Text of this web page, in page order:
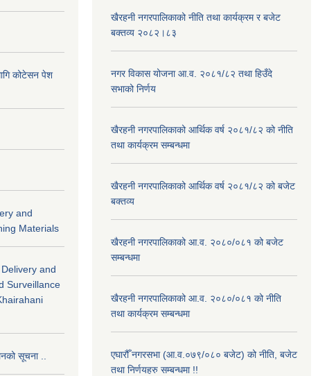
कोटेसन पेश
and
Materials
and
Surveillance
सूचना ..
खैरहनी नगरपालिकाको नीति तथा कार्यक्रम र बजेट
बक्तव्य २०८२।८३
नगर विकास योजना आ.व. २०८१/८२ तथा हिउँदे
सभाको निर्णय
खैरहनी नगरपालिकाको आर्थिक वर्ष २०८१/८२ को नीति
तथा कार्यक्रम सम्बन्धमा
खैरहनी नगरपालिकाको आर्थिक वर्ष २०८१/८२ को बजेट
बक्तव्य
खैरहनी नगरपालिकाको आ.व. २०८०/०८१ को बजेट
सम्बन्धमा
खैरहनी नगरपालिकाको आ.व. २०८०/०८१ को नीति
तथा कार्यक्रम सम्बन्धमा
एघारौँ नगरसभा (आ.व.०७९/०८० बजेट) को नीति, बजेट
तथा निर्णयहरु सम्बन्धमा !!